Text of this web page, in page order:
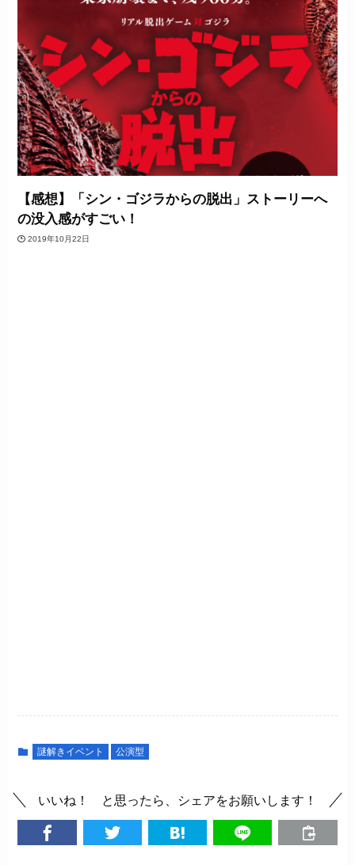
【感想】「シン・ゴジラからの脱出」ストーリーへ
の没入感がすごい！
2019年10月22日
謎解きイベント 公演型
いいね！ と思ったら、シェアをお願いします！